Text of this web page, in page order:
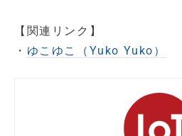
【関連リンク】
・ ゆこゆこ（Yuko Yuko）